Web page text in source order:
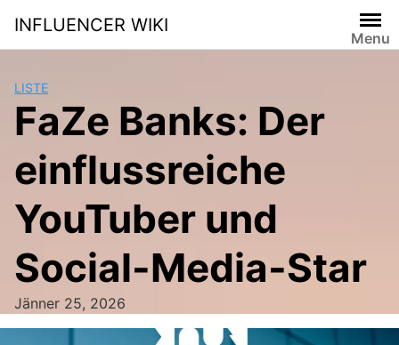
content
INFLUENCER WIKI
Menu
LISTE
FaZe Banks: Der
einflussreiche
YouTuber und
Social-Media-Star
Jänner 25, 2026